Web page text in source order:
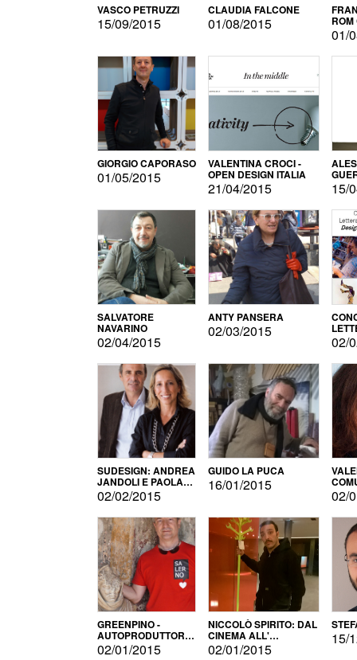
VASCO PETRUZZI
15/09/2015
CLAUDIA FALCONE
01/08/2015
01/
GIORGIO CAPORASO
01/05/2015
VALENTINA CROCI -
OPEN DESIGN ITALIA
21/04/2015 15/
SALVATORE
NAVARINO
02/04/2015
ANTY PANSERA
02/03/2015
02/
SUDESIGN: ANDREA
JANDOLI E PAOLA
PISAPIA
02/02/2015
GUIDO LA PUCA
16/01/2015
02/
GREENPINO -
AUTOPRODUTTORE
PER AMORE
02/01/2015
NICCOLÒ SPIRITO: DAL
CINEMA ALL'
AUTOPRODUZIONE
02/01/2015
15/